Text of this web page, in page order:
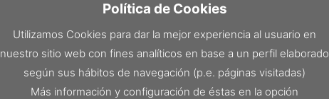
Política de Cookies
Utilizamos Cookies para dar la mejor experiencia al usuario en
nuestro sitio web con fines analíticos en base a un perfil elaborado
según sus hábitos de navegación (p.e. páginas visitadas)
Más información y configuración de éstas en la opción